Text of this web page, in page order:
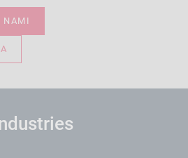
NAMI